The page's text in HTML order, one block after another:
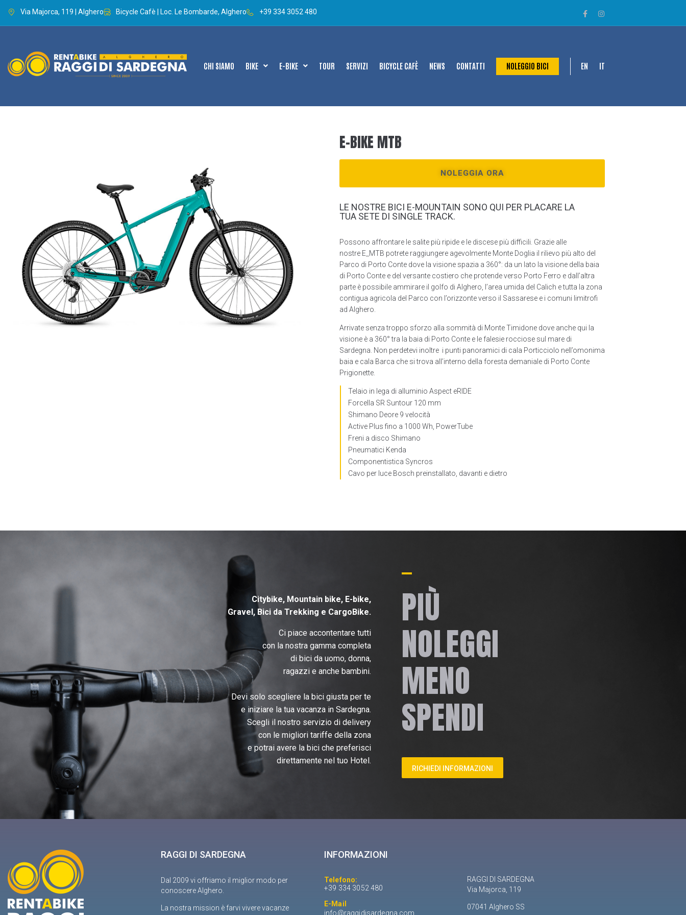
Via Majorca, 119 | Alghero Bicycle Cafè | Loc. Le Bombarde, Alghero +39 334 3052 480
CHI SIAMO BIKE E-BIKE TOUR SERVIZI BICYCLE CAFÈ NEWS CONTATTI NOLEGGIO BICI EN IT
E-BIKE MTB
NOLEGGIA ORA
LE NOSTRE BICI E-MOUNTAIN SONO QUI PER PLACARE LA
TUA SETE DI SINGLE TRACK.
Possono affrontare le salite più ripide e le discese più difficili. Grazie alle
nostre E_MTB potrete raggiungere agevolmente Monte Doglia il rilievo più alto del
Parco di Porto Conte dove la visione spazia a 360°: da un lato la visione della baia
di Porto Conte e del versante costiero che protende verso Porto Ferro e dall’altra
parte è possibile ammirare il golfo di Alghero, l’area umida del Calich e tutta la zona
contigua agricola del Parco con l’orizzonte verso il Sassarese e i comuni limitrofi
ad Alghero.
Arrivate senza troppo sforzo alla sommità di Monte Timidone dove anche qui la
visione è a 360° tra la baia di Porto Conte e le falesie rocciose sul mare di
Sardegna. Non perdetevi inoltre i punti panoramici di cala Porticciolo nell’omonima
baia e cala Barca che si trova all’interno della foresta demaniale di Porto Conte
Prigionette.
Telaio in lega di alluminio Aspect eRIDE
Forcella SR Suntour 120 mm
Shimano Deore 9 velocità
Active Plus fino a 1000 Wh, PowerTube
Freni a disco Shimano
Pneumatici Kenda
Componentistica Syncros
Cavo per luce Bosch preinstallato, davanti e dietro
Citybike, Mountain bike, E-bike,
Gravel, Bici da Trekking e CargoBike.
Ci piace accontentare tutti
con la nostra gamma completa
di bici da uomo, donna,
ragazzi e anche bambini.
Devi solo scegliere la bici giusta per te
e iniziare la tua vacanza in Sardegna.
Scegli il nostro servizio di delivery
con le migliori tariffe della zona
e potrai avere la bici che preferisci
direttamente nel tuo Hotel.
PIÙ
NOLEGGI
MENO
SPENDI
RICHIEDI INFORMAZIONI
RAGGI DI SARDEGNA
Dal 2009 vi offriamo il miglior modo per
conoscere Alghero.
La nostra mission è farvi vivere vacanze
INFORMAZIONI
Telefono:
+39 334 3052 480
E-Mail
info@raggidisardegna.com
RAGGI DI SARDEGNA
Via Majorca, 119
07041 Alghero SS